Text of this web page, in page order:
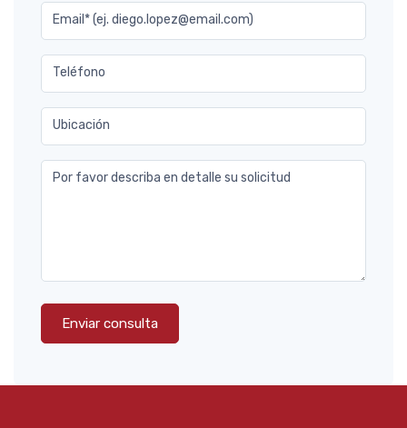
Email* (ej. diego.lopez@email.com)
Teléfono
Ubicación
Por favor describa en detalle su solicitud
Enviar consulta